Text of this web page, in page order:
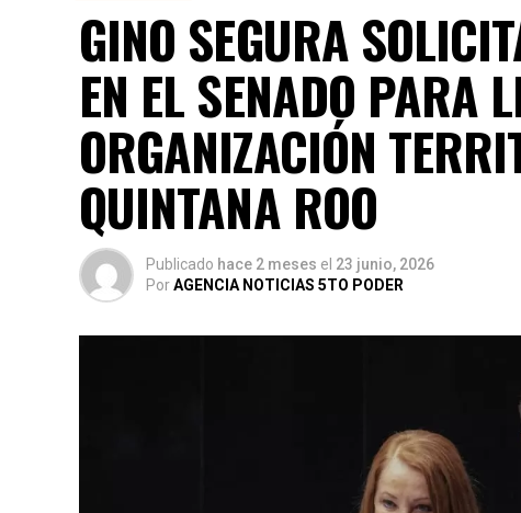
GINO SEGURA
EN EL SENADO PARA
ORGANIZACIÓN
QUINTANA ROO
Publicado hace 2 meses el 23 junio, 2026
PorAGENCIA NOTICIAS 5TO PODER